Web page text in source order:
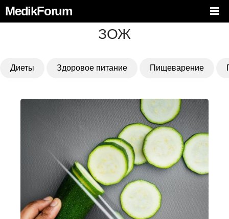
MedikForum
ЗОЖ
Диеты Здоровое питание Пищеварение